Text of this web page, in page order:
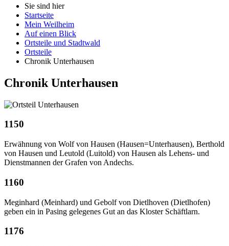
Sie sind hier
Startseite
Mein Weilheim
Auf einen Blick
Ortsteile und Stadtwald
Ortsteile
Chronik Unterhausen
Chronik Unterhausen
1150
Erwähnung von Wolf von Hausen (Hausen=Unterhausen), Berthold
von Hausen und Leutold (Luitold) von Hausen als Lehens- und
Dienstmannen der Grafen von Andechs.
1160
Meginhard (Meinhard) und Gebolf von Dietlhoven (Dietlhofen)
geben ein in Pasing gelegenes Gut an das Kloster Schäftlarn.
1176